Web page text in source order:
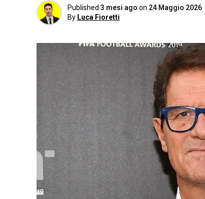
Published 3 mesi ago on 24 Maggio 2026
By Luca Fioretti